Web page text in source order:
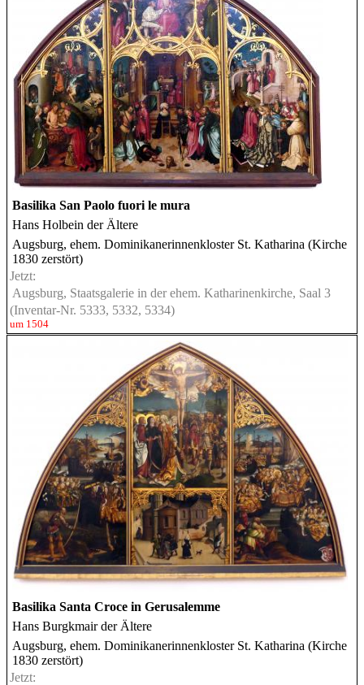
Basilika San Paolo fuori le mura
Hans Holbein der Ältere
Augsburg, ehem. Dominikanerinnenkloster St. Katharina (Kirche
1830 zerstört)
Jetzt:
Augsburg, Staatsgalerie in der ehem. Katharinenkirche, Saal 3
(Inventar-Nr. 5333, 5332, 5334)
um 1504
Basilika Santa Croce in Gerusalemme
Hans Burgkmair der Ältere
Augsburg, ehem. Dominikanerinnenkloster St. Katharina (Kirche
1830 zerstört)
Jetzt: